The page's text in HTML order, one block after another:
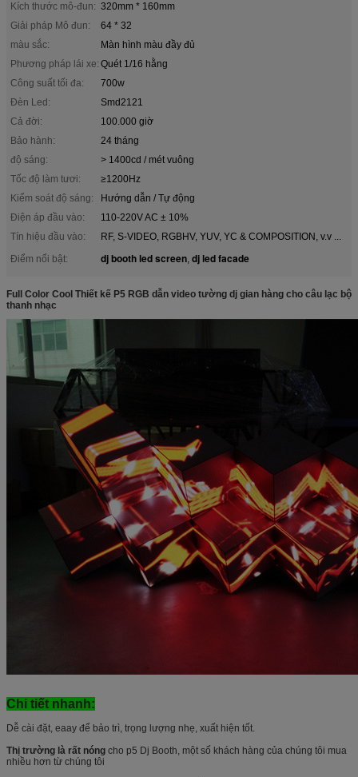
Kích thước mô-đun: 320mm * 160mm
Giải pháp Mô đun:
64 * 32
màu sắc:
Màn hình màu đầy đủ
Phương pháp lái xe: Quét 1/16 hằng
Công suất tối đa:
700w
Đèn Led:
Smd2121
Cả đời:
100.000 giờ
Bảo hành:
24 tháng
độ sáng:
> 1400cd / mét vuông
Tốc độ làm tươi:
≥1200Hz
Kiểm soát độ sáng:
Hướng dẫn / Tự động
Điện áp đầu vào:
110-220V AC ± 10%
Tín hiệu đầu vào:
RF, S-VIDEO, RGBHV, YUV, YC & COMPOSITION, v.v ...
Điểm nổi bật:
dj booth led screen, dj led facade
Full Color Cool Thiết kế P5 RGB dẫn video tường dj gian hàng cho câu lạc bộ
thanh nhạc
Chi tiết nhanh:
Dễ cài đặt, eaay để bảo trì, trọng lượng nhẹ, xuất hiện tốt.
Thị trường là rất nóng cho p5 Dj Booth, một số khách hàng của chúng tôi mua
nhiều hơn từ chúng tôi